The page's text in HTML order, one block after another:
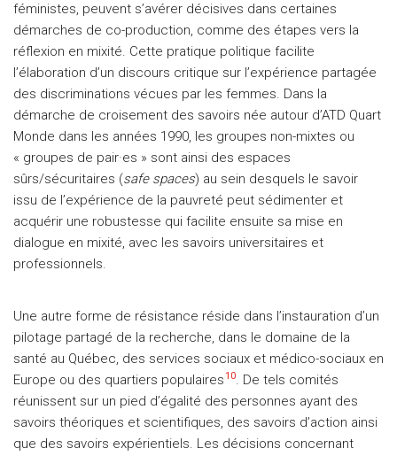
féministes, peuvent s’avérer décisives dans certaines
démarches de co-production, comme des étapes vers la
réflexion en mixité. Cette pratique politique facilite
l’élaboration d’un discours critique sur l’expérience partagée
des discriminations vécues par les femmes. Dans la
démarche de croisement des savoirs née autour d’ATD Quart
Monde dans les années 1990, les groupes non-mixtes ou
« groupes de pair·es » sont ainsi des espaces
sûrs/sécuritaires (safe spaces) au sein desquels le savoir
issu de l’expérience de la pauvreté peut sédimenter et
acquérir une robustesse qui facilite ensuite sa mise en
dialogue en mixité, avec les savoirs universitaires et
professionnels.
Une autre forme de résistance réside dans l’instauration d’un
pilotage partagé de la recherche, dans le domaine de la
santé au Québec, des services sociaux et médico-sociaux en
Europe ou des quartiers populaires10. De tels comités
réunissent sur un pied d’égalité des personnes ayant des
savoirs théoriques et scientifiques, des savoirs d’action ainsi
que des savoirs expérientiels. Les décisions concernant